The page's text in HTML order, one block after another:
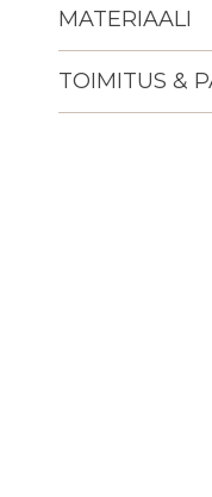
MATERIAALI
TOIMITUS &